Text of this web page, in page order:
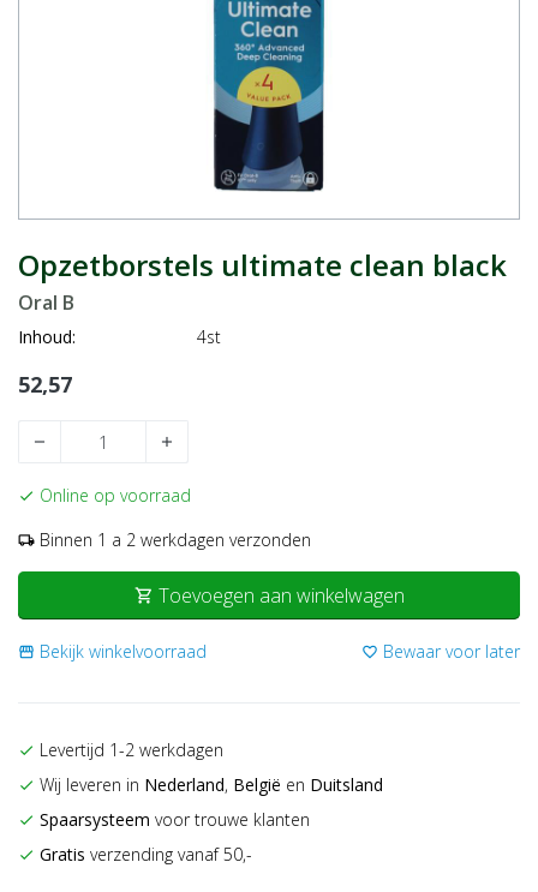
Opzetborstels ultimate clean black
Oral B
Inhoud: 4st
52,57
remove add
check Online op voorraad
local_shipping Binnen 1 a 2 werkdagen verzonden
shopping_cart Toevoegen aan winkelwagen
storefront Bekijk winkelvoorraad favorite_border Bewaar voor later
check Levertijd 1-2 werkdagen
check Wij leveren in Nederland, België en Duitsland
check Spaarsysteem voor trouwe klanten
check Gratis verzending vanaf 50,-